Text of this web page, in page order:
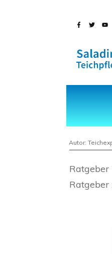
Autor:
Ratgeber
Ratgeber